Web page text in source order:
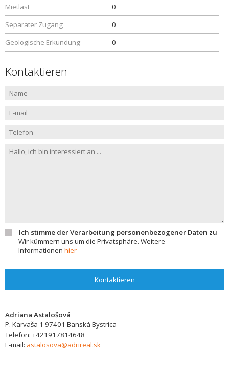
Mietlast
0
Separater Zugang
0
Geologische Erkundung
0
Kontaktieren
Ich stimme der Verarbeitung personenbezogener Daten zu
Wir kümmern uns um die Privatsphäre. Weitere
Informationen hier
Kontaktieren
Adriana Astalošová
P. Karvaša 1 97401 Banská Bystrica
Telefon: +421917814648
E-mail: astalosova@adrireal.sk